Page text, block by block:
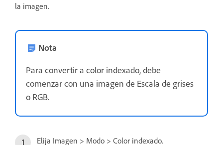
la imagen.
Nota
Para convertir a color indexado, debe
comenzar con una imagen de Escala de grises
o RGB.
Elija Imagen > Modo > Color indexado.